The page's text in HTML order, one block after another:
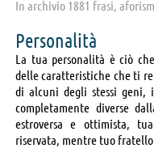
In archivio 1881 frasi,
Personalità
La tua personalità è ciò
delle caratteristiche che ti
di alcuni degli stessi geni,
completamente diverse
estroversa e ottimista,
riservata, mentre tuo fratello